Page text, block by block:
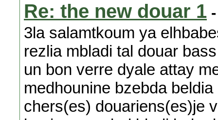
Re: the new douar 1
3la salamtkoum ya
rezlia mbladi tal douar
un bon verre dyale attay
medhounine bzebda
chers(es) douariens(es)je